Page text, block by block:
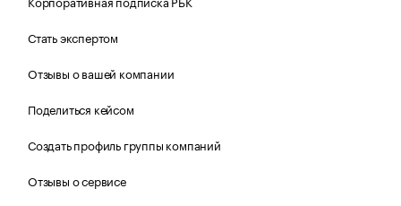
Стать экспертом
Отзывы о вашей компании
Поделиться кейсом
Создать профиль группы компаний
Отзывы о сервисе